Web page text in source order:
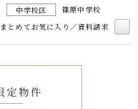
中学校区
篠原中学校
まとめてお気に入り／資料請求